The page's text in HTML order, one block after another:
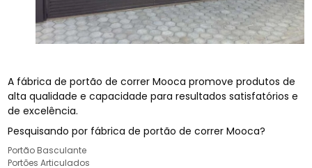
A fábrica de portão de correr Mooca promove produtos de
alta qualidade e capacidade para resultados satisfatórios e
de excelência.
Pesquisando por fábrica de portão de correr Mooca?
Portão Basculante
Portões Articulados